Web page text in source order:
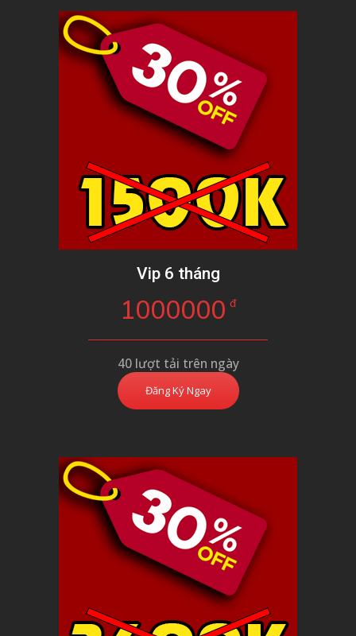
Vip 6 tháng
1000000 đ
40 lượt tải trên ngày
Đăng Ký Ngay